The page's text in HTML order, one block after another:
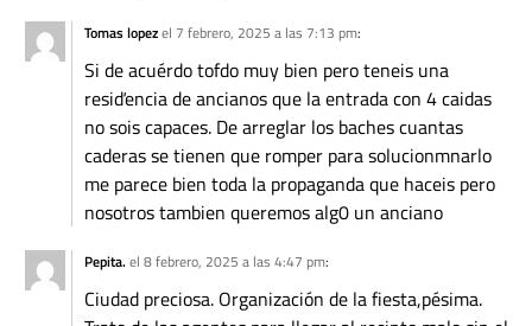
Tomas lopezel 7 febrero, 2025 a las 7:13 pm:
Si de acuérdo tofdo muy bien pero teneis una
resiďencia de ancianos que la entrada con 4 caidas
no sois capaces. De arreglar los baches cuantas
caderas se tienen que romper para solucionmnarlo
me parece bien toda la propaganda que haceis pero
nosotros tambien queremos alg0 un anciano
Pepita.el 8 febrero, 2025 a las 4:47 pm:
Ciudad preciosa. Organización de la fiesta,pésima.